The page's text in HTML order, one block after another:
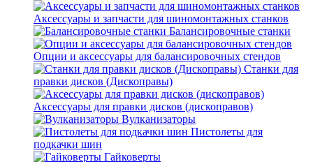
Аксессуары и запчасти для шиномонтажных станков
Балансировочные станки
Опции и аксессуары для балансировочных стендов
Станки для
правки дисков (Дископравы)
Аксессуары для правки дисков (дископравов)
Вулканизаторы
Пистолеты для
подкачки шин
Гайковерты